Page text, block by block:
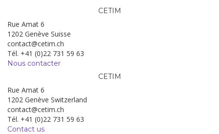
CETIM
Rue Amat 6
1202 Genève Suisse
contact@cetim.ch
Tél. +41 (0)22 731 59 63
Nous contacter
CETIM
Rue Amat 6
1202 Genève Switzerland
contact@cetim.ch
Tél. +41 (0)22 731 59 63
Contact us